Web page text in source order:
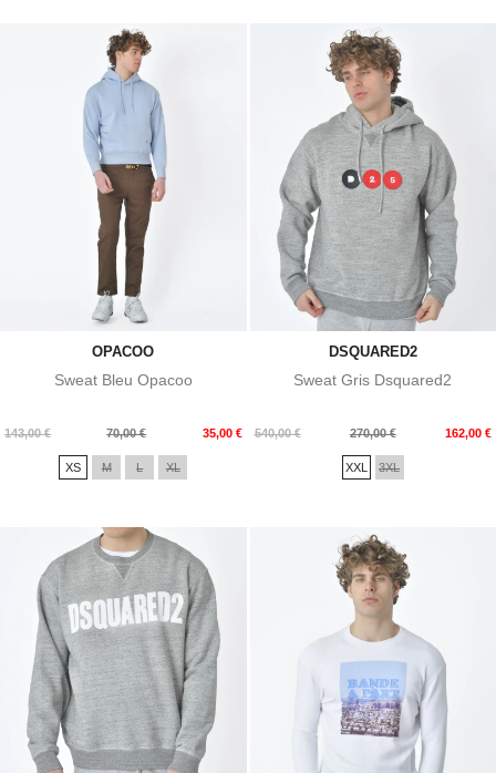
OPACOO
Sweat Bleu Opacoo
143,00 €
Prix
70,00 € 35,00 €
Prix
XS M L XL
DSQUARED2
Sweat Gris Dsquared2
540,00 €
Prix
270,00 € 162,00 €
Prix
XXL 3XL